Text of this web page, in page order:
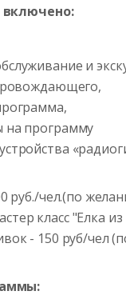
включено:
и
на программу
руб./чел.(по
класс "Елка
- 150 руб/чел